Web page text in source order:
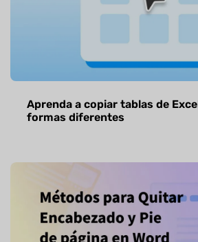
Aprenda a copiar tablas de
formas diferentes